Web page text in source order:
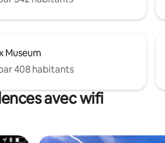
Museum
408 habitants
avec wifi